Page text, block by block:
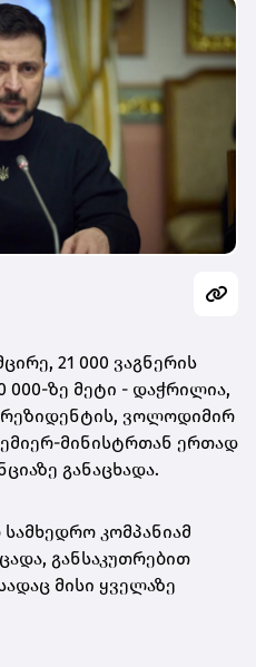
21 000 ვაგნერის
ზე მეტი - დაჭრილია,
პრეზიდენტის, ვოლოდიმირ
მინისტრთან ერთად
განაცხადა.
კომპანიამ
განსაკუთრებით
მისი ყველაზე